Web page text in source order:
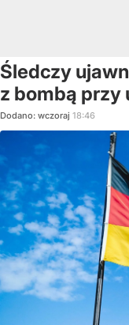
Śledczy
z bombą przy
Dodano: wczoraj 18:46